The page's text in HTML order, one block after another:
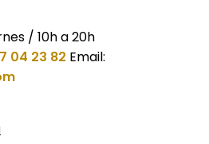
/ 10h a 20h
04 23 82 Email: